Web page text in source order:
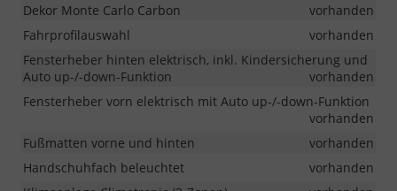
Dekor Monte Carlo Carbon
vorhanden
Fahrprofilauswahl
vorhanden
Fensterheber hinten elektrisch, inkl. Kindersicherung und
Auto up-/-down-Funktion
vorhanden
Fensterheber vorn elektrisch mit Auto up-/-down-Funktion
vorhanden
Fußmatten vorne und hinten
vorhanden
Handschuhfach beleuchtet
vorhanden